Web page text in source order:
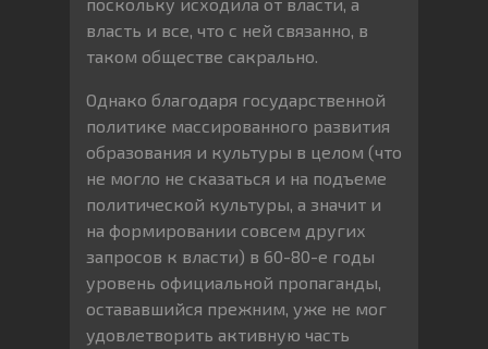
власть и все, что с ней связанно, в
таком обществе сакрально.
Однако благодаря государственной
политике массированного развития
образования и культуры в целом (что
не могло не сказаться и на подъеме
политической культуры, а значит и
на формировании совсем других
запросов к власти) в 60-80-е годы
уровень официальной пропаганды,
остававшийся прежним, уже не мог
удовлетворить активную часть